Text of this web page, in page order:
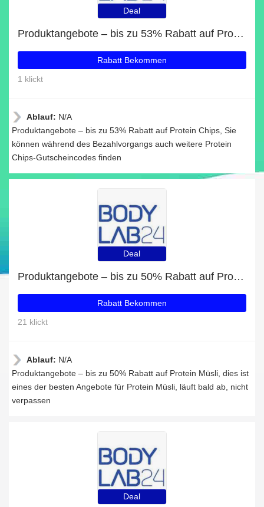
Deal
Produktangebote – bis zu 53% Rabatt auf Protein Chips
Rabatt Bekommen
1 klickt
Ablauf: N/A
Produktangebote – bis zu 53% Rabatt auf Protein Chips, Sie
können während des Bezahlvorgangs auch weitere Protein
Chips-Gutscheincodes finden
Deal
Produktangebote – bis zu 50% Rabatt auf Protein Müsli
Rabatt Bekommen
21 klickt
Ablauf: N/A
Produktangebote – bis zu 50% Rabatt auf Protein Müsli, dies ist
eines der besten Angebote für Protein Müsli, läuft bald ab, nicht
verpassen
Deal